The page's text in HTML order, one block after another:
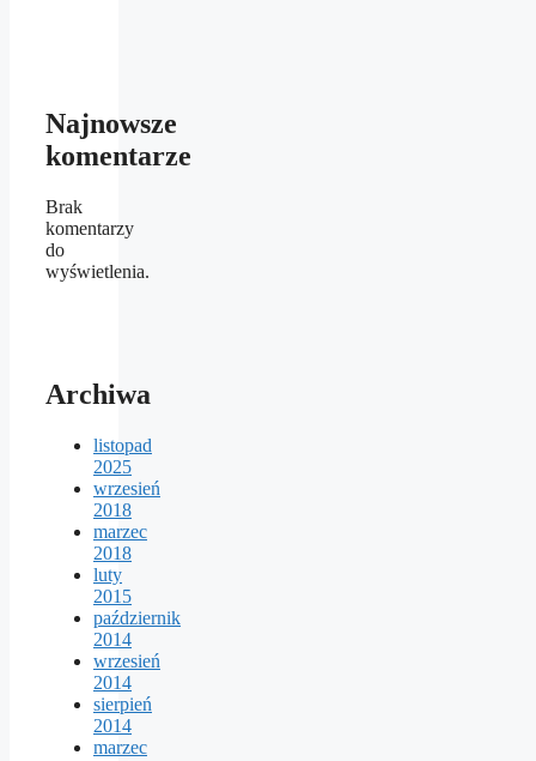
Najnowsze
komentarze
Brak
komentarzy
do
wyświetlenia.
Archiwa
listopad
2025
wrzesień
2018
marzec
2018
luty
2015
październik
2014
wrzesień
2014
sierpień
2014
marzec